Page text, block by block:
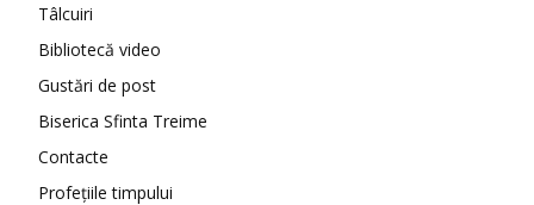
Tâlcuiri
Bibliotecă video
Gustări de post
Biserica Sfinta Treime
Contacte
Profețiile timpului